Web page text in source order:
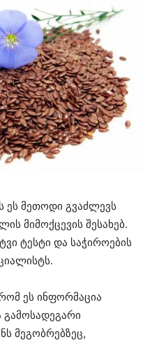
ეს მეთოდი გვაძლევს
მიმოქცევის შესახებ.
ტესტი და საჭიროების
ეს ინფორმაცია
მეგობრებზეც,